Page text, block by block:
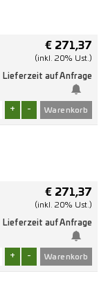
€ 271,37
(inkl. 20% Ust.)
Lieferzeit auf Anfrage
+ -
€ 271,37
(inkl. 20% Ust.)
Lieferzeit auf Anfrage
+ -